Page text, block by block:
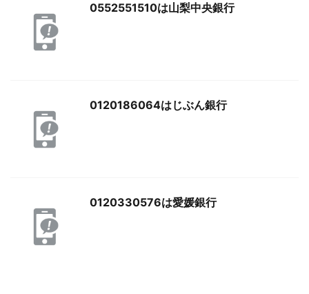
0552551510は山梨中央銀行
0120186064はじぶん銀行
0120330576は愛媛銀行